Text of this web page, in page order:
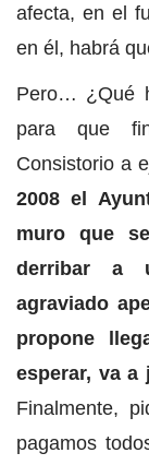
afecta, en el
en él, habrá
Pero… ¿Qué
para que
Consistorio a
2008 el
muro que
derribar a
agraviado
propone
esperar, va
Finalmente,
pagamos